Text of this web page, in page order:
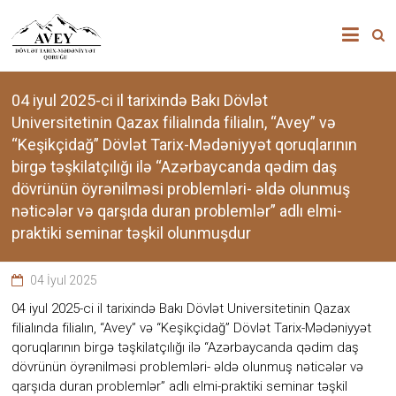
content
”AVEY”
DÖVLƏT
TARİX-
MƏDƏNİYYƏT
QORUĞU
“Avey”
Dövlət
qoruğu
zəngin
tarixi
və
arxeoloji
abidələr
04 iyul 2025-ci il tarixində Bakı Dövlət
Universitetinin Qazax filialında filialın, “Avey” və
“Keşikçidağ” Dövlət Tarix-Mədəniyyət qoruqlarının
birgə təşkilatçılığı ilə “Azərbaycanda qədim daş
dövrünün öyrənilməsi problemləri- əldə olunmuş
nəticələr və qarşıda duran problemlər” adlı elmi-
praktiki seminar təşkil olunmuşdur
04 İyul 2025
04 iyul 2025-ci il tarixində Bakı Dövlət Universitetinin Qazax
filialında filialın, “Avey” və “Keşikçidağ” Dövlət Tarix-Mədəniyyət
qoruqlarının birgə təşkilatçılığı ilə “Azərbaycanda qədim daş
dövrünün öyrənilməsi problemləri- əldə olunmuş nəticələr və
qarşıda duran problemlər” adlı elmi-praktiki seminar təşkil